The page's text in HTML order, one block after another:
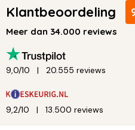
Klantbeoordeling
Meer dan 34.000 reviews
9,0/10 20.555 reviews
9,2/10 13.500 reviews